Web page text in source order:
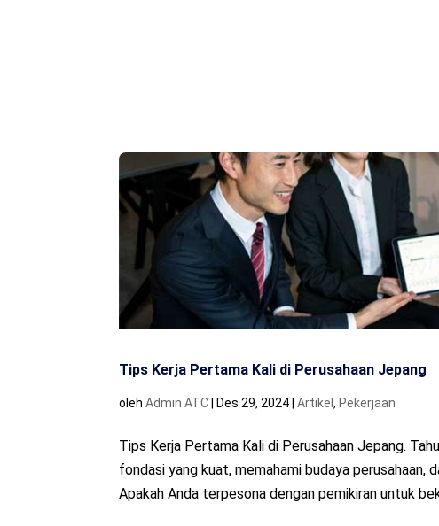
Tips Kerja Pertama Kali di Perusahaan Jepang
olehAdmin ATC Des 29, 2024 |Artikel, Pekerjaan
Tips Kerja Pertama Kali di Perusahaan Jepang.
fondasi yang kuat, memahami budaya perusahaan,
Apakah Anda terpesona dengan pemikiran untuk